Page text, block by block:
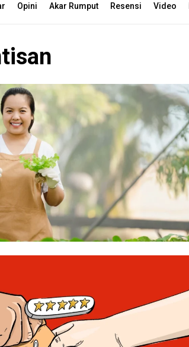
Opini Akar Rumput Resensi Video